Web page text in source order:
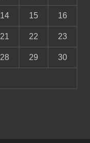
14 15 16
21 22 23
28 29 30